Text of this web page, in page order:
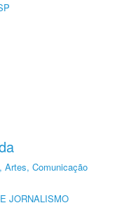
Artes, Comunicação
JORNALISMO